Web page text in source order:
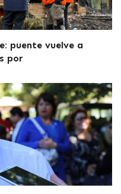
puente vuelve a
por